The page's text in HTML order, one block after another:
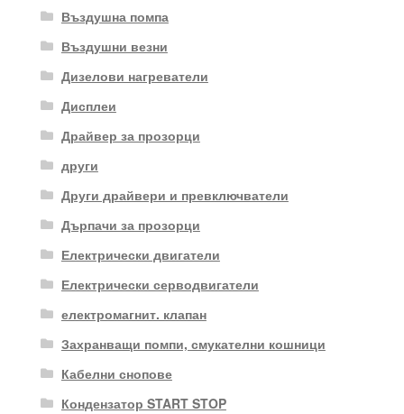
Въздушна помпа
Въздушни везни
Дизелови нагреватели
Дисплеи
Драйвер за прозорци
други
Други драйвери и превключватели
Дърпачи за прозорци
Електрически двигатели
Електрически серводвигатели
електромагнит. клапан
Захранващи помпи, смукателни кошници
Кабелни снопове
Кондензатор START STOP